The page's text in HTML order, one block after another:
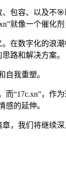
包容、以及
就像一个催化
在数字化的
路和解决方案。
自我重塑。
“17c.xn”，
感的延伸。
，我们将继续